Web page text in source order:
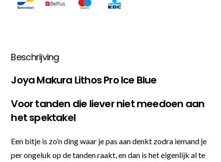
Beschrijving
Joya Makura Lithos Pro Ice Blue
Voor tanden die liever niet meedoen aan
het spektakel
Een bitje is zo’n ding waar je pas aan denkt zodra iemand je
per ongeluk op de tanden raakt, en dan is het eigenlijk al te